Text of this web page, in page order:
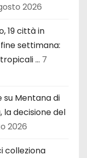
2026
19 città in
settimana:
… 7
su Mentana di
la decisione del
2026
colleziona